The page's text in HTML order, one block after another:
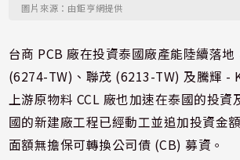
圖片來源：由鉅亨網提供
台商 PCB 廠在投資泰國廠產能陸續落地
(6274-TW)、聯茂 (6213-TW) 及騰輝 -
上游原物料 CCL 廠也加速在泰國的投資
國的新建廠工程已經動工並追加投資金
面額無擔保可轉換公司債 (CB) 募資。